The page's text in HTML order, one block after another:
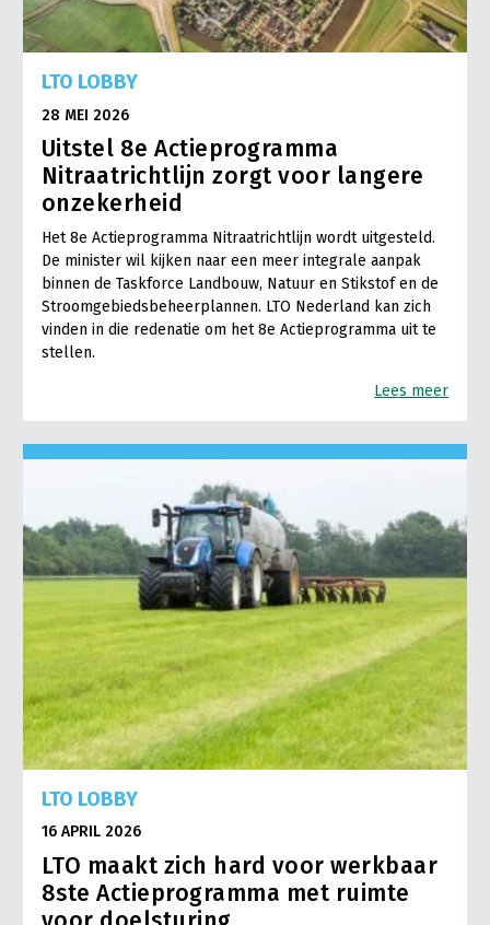
LTO LOBBY
28 MEI 2026
Uitstel 8e Actieprogramma
Nitraatrichtlijn zorgt voor langere
onzekerheid
Het 8e Actieprogramma Nitraatrichtlijn wordt uitgesteld.
De minister wil kijken naar een meer integrale aanpak
binnen de Taskforce Landbouw, Natuur en Stikstof en de
Stroomgebiedsbeheerplannen. LTO Nederland kan zich
vinden in die redenatie om het 8e Actieprogramma uit te
stellen.
Lees meer
LTO LOBBY
16 APRIL 2026
LTO maakt zich hard voor werkbaar
8ste Actieprogramma met ruimte